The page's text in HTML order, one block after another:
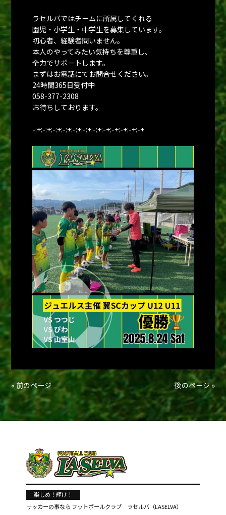
ラセルバではチームに所属してくれる
園児・小学生・中学生を募集しています。
初心者、経験者問いません。
本人のやってみたい気持ちを尊重し、
全力でサポートします。
まずはお電話にてお問合せください。
24時間365日受付中
058-377-2308
お待ちしております。
-:+:-:+:-:+:-:+:-:+:-:+:-:+:-+:-+:-+:-+:-+
« 前のページ 後のページ »
楽しめ！輝け！
サッカーの事なら フットボールクラブ ラセルバ（LASELVA）